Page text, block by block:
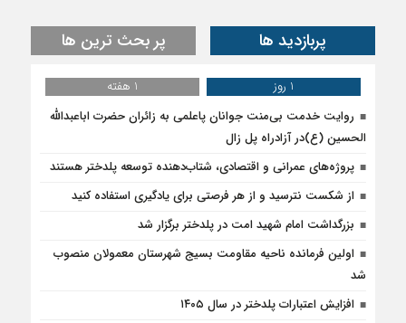
پربازدید ها پر بحث ترین ها
1 روز
1 هفته
روایت خدمت بی‌منت جوانان پاعلمی به زائران حضرت اباعبدالله
الحسین (ع)در آزادراه پل زال
پروژه‌های عمرانی و اقتصادی، شتاب‌دهنده توسعه پلدختر هستند
از شکست نترسید و از هر فرصتی برای یادگیری استفاده کنید
بزرگداشت امام شهید امت در پلدختر برگزار شد
اولین فرمانده ناحیه مقاومت بسیج شهرستان معمولان منصوب
شد
افزایش اعتبارات پلدختر در سال ۱۴۰۵